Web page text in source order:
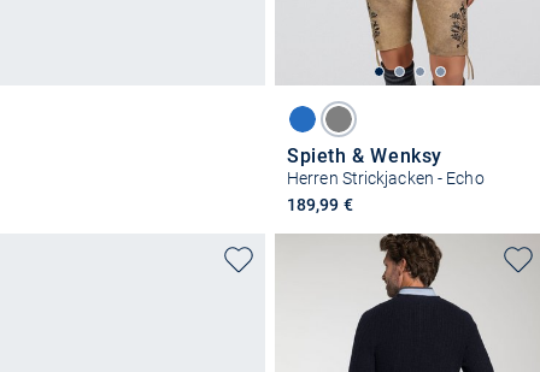
Spieth & Wenksy
Herren Strickjacken - Echo
189,99 €